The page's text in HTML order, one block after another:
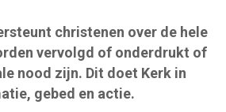
christenen over de hele
vervolgd of onderdrukt of
nood zijn. Dit doet Kerk in
gebed en actie.